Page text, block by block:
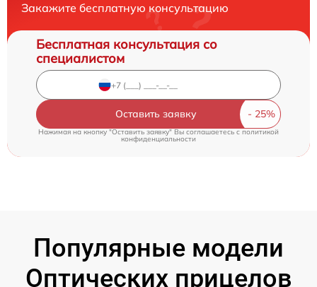
Закажите бесплатную консультацию
Бесплатная консультация со
специалистом
Оставить заявку
Нажимая на кнопку "Оставить заявку" Вы соглашаетесь c политикой
конфиденциальности
Популярные модели
Оптических прицелов